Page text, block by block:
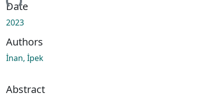
Date
2023
Authors
İnan, İpek
Abstract